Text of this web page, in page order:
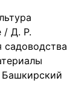
/ Д. Р.
садоводства
Башкирский